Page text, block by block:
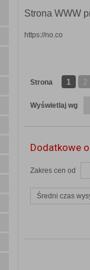
Strona WWW
https://no.co
Strona 1 2
Wyświetlaj wg
Dodatkowe
Zakres cen od
Średni czas